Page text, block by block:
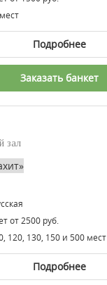
Подробнее
Заказать банкет
зал
от 2500 руб.
120, 130, 150 и 500 мест
Подробнее